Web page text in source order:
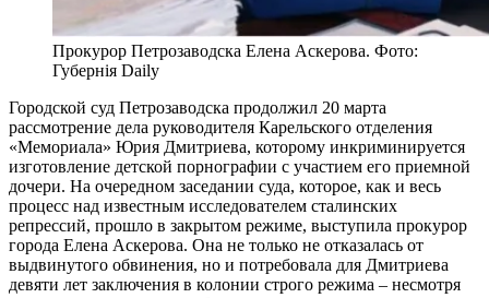
Прокурор Петрозаводска Елена Аскерова. Фото:
Губернiя Daily
Городской суд Петрозаводска продолжил 20 марта
рассмотрение дела руководителя Карельского отделения
«Мемориала» Юрия Дмитриева, которому инкриминируется
изготовление детской порнографии с участием его приемной
дочери. На очередном заседании суда, которое, как и весь
процесс над известным исследователем сталинских
репрессий, прошло в закрытом режиме, выступила прокурор
города Елена Аскерова. Она не только не отказалась от
выдвинутого обвинения, но и потребовала для Дмитриева
девяти лет заключения в колонии строго режима – несмотря